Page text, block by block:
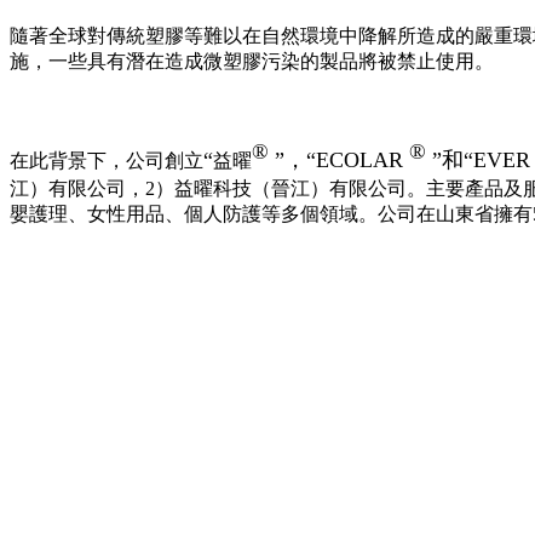
隨著全球對傳統塑膠等難以在自然環境中降解所造成的嚴重
施，一些具有潛在造成微塑膠污染的製品將被禁止使用。
在此背景下，公司創立“益曜® ”，“ECOLAR ® ”和
江）有限公司，2）益曜科技（晉江）有限公司。主要產品
嬰護理、女性用品、個人防護等多個領域。公司在山東省擁